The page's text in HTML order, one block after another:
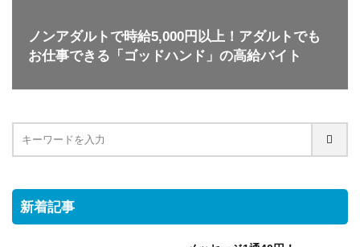
ノンアダルトで時給5,000円以上！アダルトでも
お仕事できる「ゴッドハンド」の高給バイト
新着記事